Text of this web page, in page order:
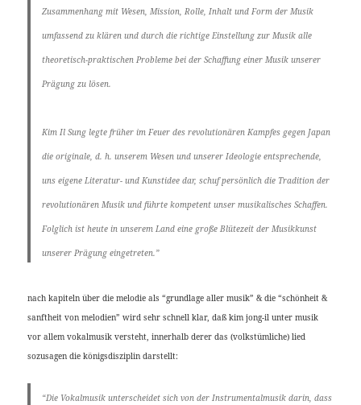
Zusammenhang mit Wesen, Mission, Rolle, Inhalt und Form der Musik
umfassend zu klären und durch die richtige Einstellung zur Musik alle
theoretisch-praktischen Probleme bei der Schaffung einer Musik unserer
Prägung zu lösen.
Kim Il Sung legte früher im Feuer des revolutionären Kampfes gegen Japan
die originale, d. h. unserem Wesen und unserer Ideologie entsprechende,
uns eigene Literatur- und Kunstidee dar, schuf persönlich die Tradition der
revolutionären Musik und führte kompetent unser musikalisches Schaffen.
Folglich ist heute in unserem Land eine große Blütezeit der Musikkunst
unserer Prägung eingetreten.”
nach kapiteln über die melodie als “grundlage aller musik” & die “schönheit &
sanftheit von melodien” wird sehr schnell klar, daß kim jong-il unter musik
vor allem vokalmusik versteht, innerhalb derer das (volkstümliche) lied
sozusagen die königsdisziplin darstellt:
“Die Vokalmusik unterscheidet sich von der Instrumentalmusik darin, dass